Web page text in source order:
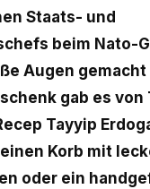
Staats- und
beim Nato-
Augen gemacht
gab es von
Tayyip
Korb mit
oder ein